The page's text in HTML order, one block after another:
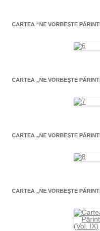
CARTEA “NE VORBEŞTE
CARTEA „NE VORBEŞTE
CARTEA „NE VORBEŞTE
CARTEA „NE VORBEŞTE